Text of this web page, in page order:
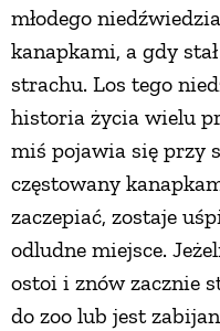
młodego
kanapkami, a gdy
strachu. Los tego
historia życia wielu
miś pojawia się przy
częstowany
zaczepiać, zostaje
odludne miejsce.
ostoi i znów zacznie
do zoo lub jest